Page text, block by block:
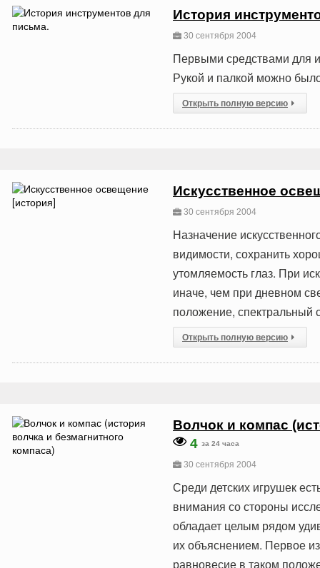
История
30 сентября 2004
Первыми средствами для
Рукой и палкой можно
Открыть полную версию
Искусственное
30 сентября 2004
Назначение
видимости, сохранить
утомляемость глаз. При
иначе, чем при дневном
положение, спектральный
Открыть полную версию
Волчок и компас
4 за 24 часа
30 сентября 2004
Среди детских игрушек
внимания со стороны
обладает целым рядом
их объяснением. Первое
равновесие в таком